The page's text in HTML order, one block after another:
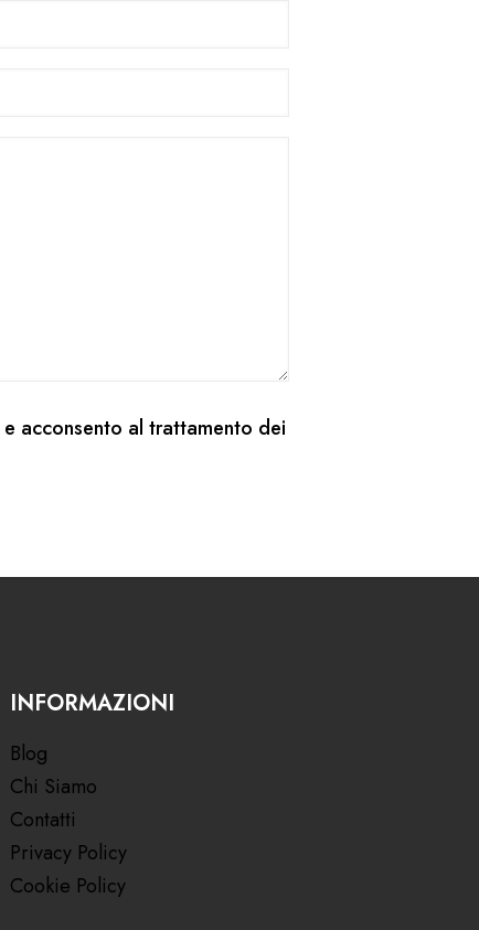
e acconsento al trattamento dei
INFORMAZIONI
Blog
Chi Siamo
Contatti
Privacy Policy
Cookie Policy